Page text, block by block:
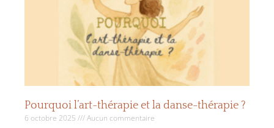
Pourquoi l’art-thérapie et la danse-thérapie ?
6 octobre 2025 Aucun commentaire